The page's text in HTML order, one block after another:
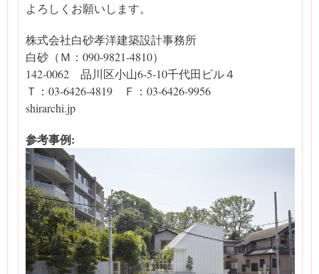
よろしくお願いします。
株式会社白砂孝洋建築設計事務所
白砂（Ｍ：090-9821-4810）
142-0062 品川区小山6-5-10千代田ビル４
Ｔ：03-6426-4819 Ｆ：03-6426-9956
shirarchi.jp
参考事例: